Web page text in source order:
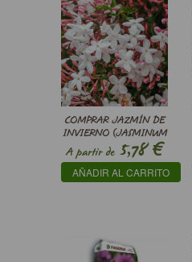
COMPRAR JAZMÍN DE
INVIERNO (JASMINUM
POLYANTHUM)
A partir de5,78€
AÑADIR AL CARRITO